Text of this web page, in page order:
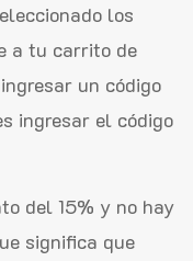
los
a tu carrito de
un código
ingresar el código
del 15% y no hay
significa que